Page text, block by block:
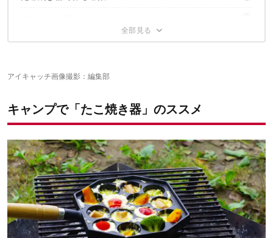
ころころ転がしてカリっとさせたい「焼きおにぎり」
バーベキューレシピがぐんと増えるたこ焼き器
こちらの記事もおすすめ！
アイキャッチ画像撮影：編集部
キャンプで「たこ焼き器」のススメ